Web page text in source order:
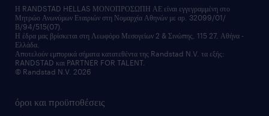
υπηρεσίες inhouse
υπηρεσίες redeployment
workforce insights
επικοινώνησε μαζί μας
οικονομικά στοιχεία
επικοινώνησε μαζί μας
όροι και προϋποθέσεις
Η RANDSTAD HELLAS ΜΟΝΟΠΡΟΣΩΠΗ ΑΕ είναι εγγεγραμμένη στο
Μητρώο Ανωνύμων Εταιριών στη Νομαρχία Αθηνών με αρ. 32099/01/
Β/94/515(07).
Η έδρα μας βρίσκεται στη Λεωφόρο Μεσογείων 2 & Σινώπης, 115 27, Αθήνα -
Ελλάδα.
Αποτελούν εμπορικά σήματα κατατεθέντα της Randstad N.V. τα εξής:
RANDSTAD και PARTNER FOR TALENT.
© Randstad N.V. 2026